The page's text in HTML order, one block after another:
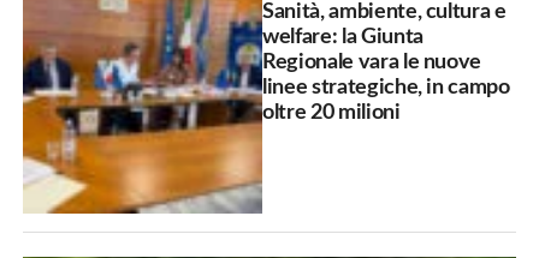
Sanità, ambiente, cultura e
welfare: la Giunta
Regionale vara le nuove
linee strategiche, in campo
oltre 20 milioni